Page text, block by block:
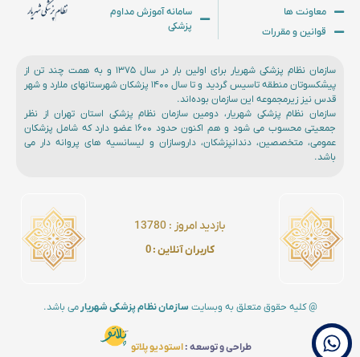
معاونت ها
قوانین و مقررات
سامانه آموزش مداوم
پزشکی
سازمان نظام پزشکی شهریار برای اولین بار در سال ۱۳۷۵ و به همت چند تن از
پیشکسوتان منطقه تاسیس گردید و تا سال ۱۴۰۰ پزشکان شهرستانهای ملارد و شهر
قدس نیز زیرمجموعه این سازمان بوده‌اند.
سازمان نظام پزشکی شهریار، دومین سازمان نظام پزشکی استان تهران از نظر
جمعیتی محسوب می شود و هم اکنون حدود ۱۶۰۰ عضو دارد که شامل پزشکان
عمومی، متخصصین، دندانپزشکان، داروسازان و لیسانسیه های پروانه دار می
باشد.
بازدید امروز :‌ 13780
کاربران آنلاین : 0
@ کلیه حقوق متعلق به وبسایت سازمان نظام پزشکی شهریارمی باشد.
طراحی و توسعه :استودیو پلاتو